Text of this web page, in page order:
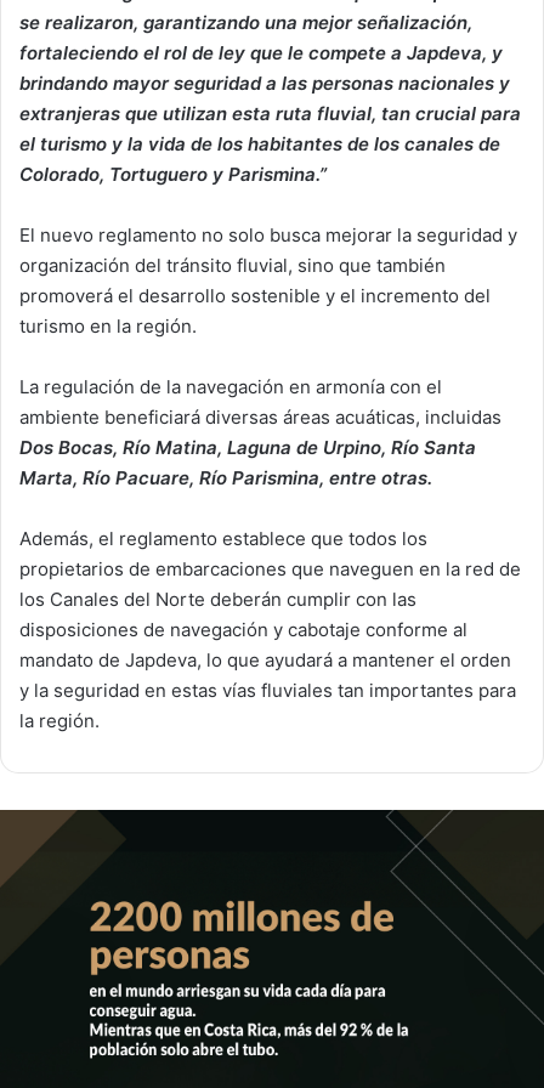
se realizaron, garantizando una mejor señalización,
fortaleciendo el rol de ley que le compete a Japdeva, y
brindando mayor seguridad a las personas nacionales y
extranjeras que utilizan esta ruta fluvial, tan crucial para
el turismo y la vida de los habitantes de los canales de
Colorado, Tortuguero y Parismina.”
El nuevo reglamento no solo busca mejorar la seguridad y
organización del tránsito fluvial, sino que también
promoverá el desarrollo sostenible y el incremento del
turismo en la región.
La regulación de la navegación en armonía con el
ambiente beneficiará diversas áreas acuáticas, incluidas
Dos Bocas, Río Matina, Laguna de Urpino, Río Santa
Marta, Río Pacuare, Río Parismina, entre otras.
Además, el reglamento establece que todos los
propietarios de embarcaciones que naveguen en la red de
los Canales del Norte deberán cumplir con las
disposiciones de navegación y cabotaje conforme al
mandato de Japdeva, lo que ayudará a mantener el orden
y la seguridad en estas vías fluviales tan importantes para
la región.